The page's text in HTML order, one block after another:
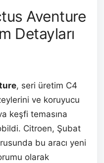
Aventure
Detayları
, seri üretim C4
ve koruyucu
keşfi temasına
Citroen, Şubat
bu aracı yeni
olarak